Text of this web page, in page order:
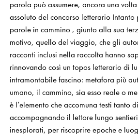
parola può assumere, ancora una
assoluto del concorso letterario
parole in cammino , giunto alla sua
motivo, quello del viaggio, che gli
racconti inclusi nella raccolta hanno
rinnovando così un topos letterario di
intramontabile fascino: metafora più
umano, il cammino, sia esso reale o
è l’elemento che accomuna testi tanto
accompagnando il lettore lungo
inesplorati, per riscoprire epoche e